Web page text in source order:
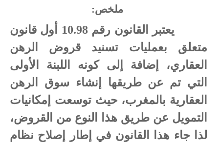
ملخص:
يعتبر القانون رقم 10.98 أول قانون
متعلق بعمليات تسنيد قروض الرهن
العقاري، إضافة إلى كونه اللبنة الأولى
التي تم عن طريقها إنشاء سوق الرهن
العقارية بالمغرب، حيث توسعت إمكانيات
التمويل عن طريق هذا النوع من القروض،
لذا جاء هذا القانون في إطار إصلاح نظام